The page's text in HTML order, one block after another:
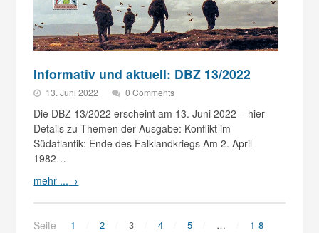
Informativ und aktuell: DBZ 13/2022
13. Juni 2022 0 Comments
Die DBZ 13/2022 erscheint am 13. Juni 2022 – hier
Details zu Themen der Ausgabe: Konflikt im
Südatlantik: Ende des Falklandkriegs Am 2. April
1982…
mehr ...→
Seite 1 2 3 4 5 … 18